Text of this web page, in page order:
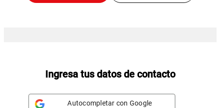
Ingresa tus datos de contacto
Autocompletar con Google